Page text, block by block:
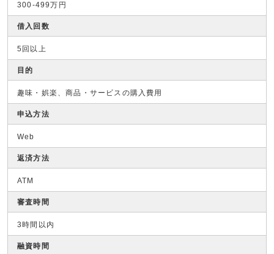
300-499万円
借入回数
5回以上
目的
趣味・娯楽、商品・サービスの購入費用
申込方法
Web
返済方法
ATM
審査時間
3時間以内
融資時間